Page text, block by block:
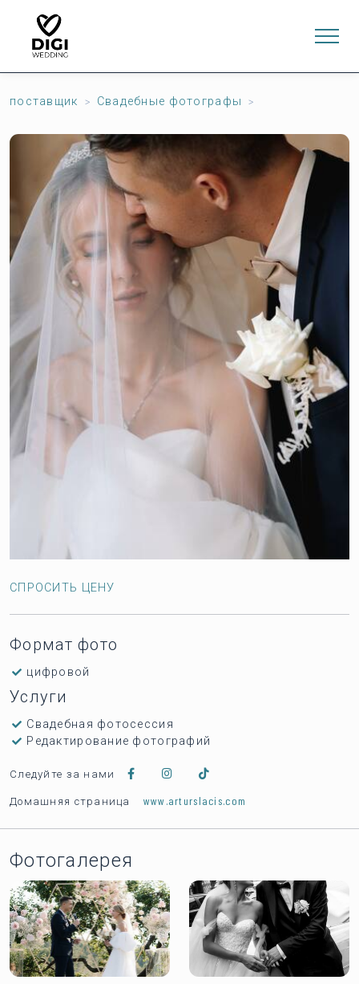
ИНТЕРНЕТ-МАГАЗИН
0
LV EN RU Войти
поставщик Свадебные фотографы
СПРОСИТЬ ЦЕНУ
Формат фото
цифровой
Услуги
Свадебная фотосессия
Редактирование фотографий
Следуйте за нами
Домашняя страница www.arturslacis.com
Фотогалерея